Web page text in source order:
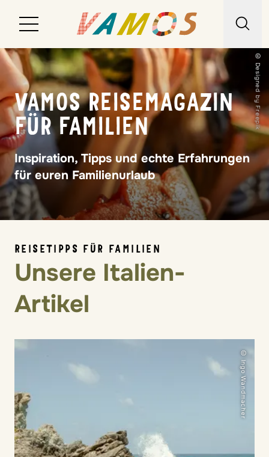
Reiseziele
Reiseart
Über uns
Wunschliste
Kontakt
© Designed by Freepik
VAMOS REISEMAGAZIN
FÜR FAMILIEN
Inspiration, Tipps und echte Erfahrungen
für euren Familienurlaub
REISETIPPS FÜR FAMILIEN
Unsere Italien-
Artikel
© Ingo Wandmacher